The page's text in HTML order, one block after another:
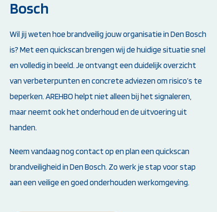
Bosch
Wil jij weten hoe brandveilig jouw organisatie in Den Bosch
is? Met een quickscan brengen wij de huidige situatie snel
en volledig in beeld. Je ontvangt een duidelijk overzicht
van verbeterpunten en concrete adviezen om risico’s te
beperken. AREHBO helpt niet alleen bij het signaleren,
maar neemt ook het onderhoud en de uitvoering uit
handen.
Neem vandaag nog contact op en plan een quickscan
brandveiligheid in Den Bosch. Zo werk je stap voor stap
aan een veilige en goed onderhouden werkomgeving.